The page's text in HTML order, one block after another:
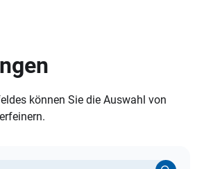
können Sie die Auswahl von